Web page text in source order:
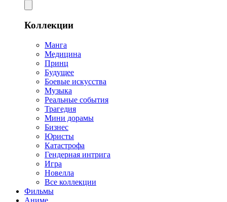
Коллекции
Манга
Медицина
Принц
Будущее
Боевые искусства
Музыка
Реальные события
Трагедия
Мини дорамы
Бизнес
Юристы
Катастрофа
Гендерная интрига
Игра
Новелла
Все коллекции
Фильмы
Аниме